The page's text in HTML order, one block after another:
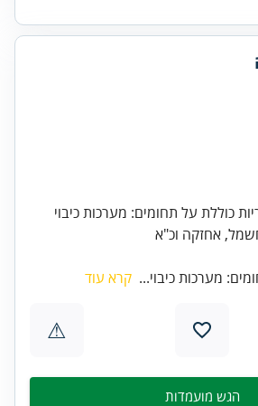
כוללת על תחומים: מערכות כיבוי
מערכות כיבוי... קרא עוד
⚠
הגש מועמדות